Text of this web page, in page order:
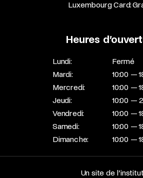
Luxembourg Card:
Heures
Lundi:
Fermé
Mardi:
10:00 —
Mercredi:
10:00 —
Jeudi:
10:00 —
Vendredi:
10:00 —
Samedi:
10:00 —
Dimanche:
10:00 —
Un site de l’institut